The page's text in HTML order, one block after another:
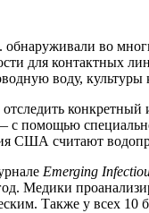
во многих
для контактных
воду,
помощью
США считают
Emerging
Медики
Также у всех 10